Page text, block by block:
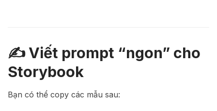
✍️ Viết prompt “ngon” cho
Storybook
Bạn có thể copy các mẫu sau: